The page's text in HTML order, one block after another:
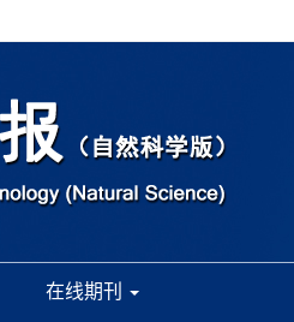
在线期刊